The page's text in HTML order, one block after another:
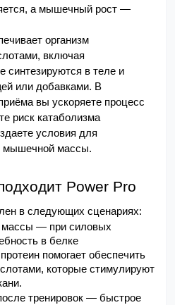
а мышечный рост —
организм
включая
синтезируются в теле и
или добавками. В
вы ускоряете процесс
риск катаболизма
условия для
мышечной массы.
Power Pro
в следующих сценариях:
— при силовых
в белке
помогает обеспечить
которые стимулируют
тренировок — быстрое